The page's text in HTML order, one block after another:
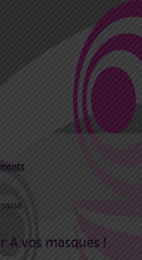
A vos masques !